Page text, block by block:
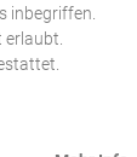
inbegriffen.
erlaubt.